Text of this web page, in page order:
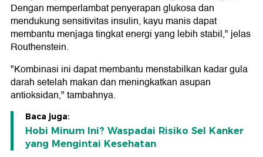
Dengan memperlambat penyerapan glukosa dan
mendukung sensitivitas insulin, kayu manis dapat
membantu menjaga tingkat energi yang lebih stabil," jelas
Routhenstein.
"Kombinasi ini dapat membantu menstabilkan kadar gula
darah setelah makan dan meningkatkan asupan
antioksidan," tambahnya.
Baca juga:
Hobi Minum Ini? Waspadai Risiko Sel Kanker
yang Mengintai Kesehatan